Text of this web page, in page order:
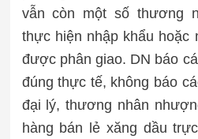
vẫn còn một số thương
thực hiện nhập khẩu
được phân giao. DN báo
đúng thực tế, không báo
đại lý, thương nhân
hàng bán lẻ xăng dầu